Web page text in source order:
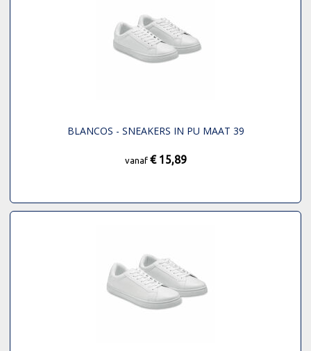
BLANCOS - SNEAKERS IN PU MAAT 39
vanaf € 15,89